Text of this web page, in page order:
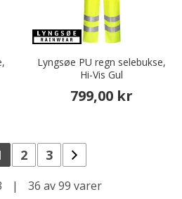
Lyngsøe PU regn selebukse,
Hi-Vis Gul
799,00 kr
2 3
| 36 av 99 varer